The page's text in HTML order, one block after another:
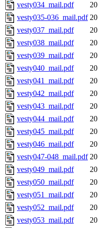
vesty034_mail.pdf
vesty035-036_mail.pdf
vesty037_mail.pdf
vesty038_mail.pdf
vesty039_mail.pdf
vesty040_mail.pdf
vesty041_mail.pdf
vesty042_mail.pdf
vesty043_mail.pdf
vesty044_mail.pdf
vesty045_mail.pdf
vesty046_mail.pdf
vesty047-048_mail.pdf
vesty049_mail.pdf
vesty050_mail.pdf
vesty051_mail.pdf
vesty052_mail.pdf
vesty053_mail.pdf